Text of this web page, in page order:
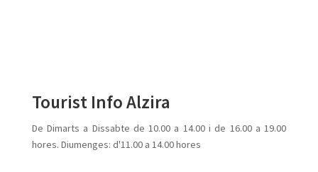
Tourist Info Alzira
De Dimarts a Dissabte de 10.00 a 14.00 i de 16.00 a 19.00
hores. Diumenges: d'11.00 a 14.00 hores